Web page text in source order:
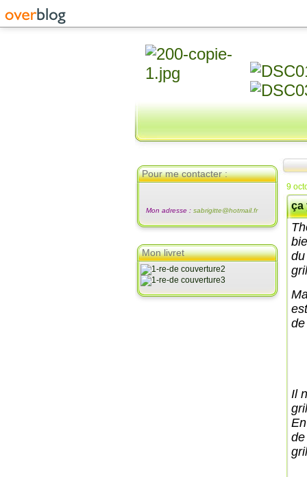
Pour me contacter :
Mon adresse : sabrigitte@hotmail.fr
Mon livret
9
ça
Il